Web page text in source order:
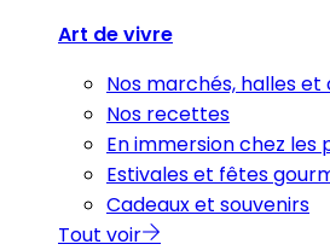
Art de vivre
Nos marchés, halles et
Nos recettes
En immersion chez les
Estivales et fêtes
Cadeaux et souvenirs
Tout voir